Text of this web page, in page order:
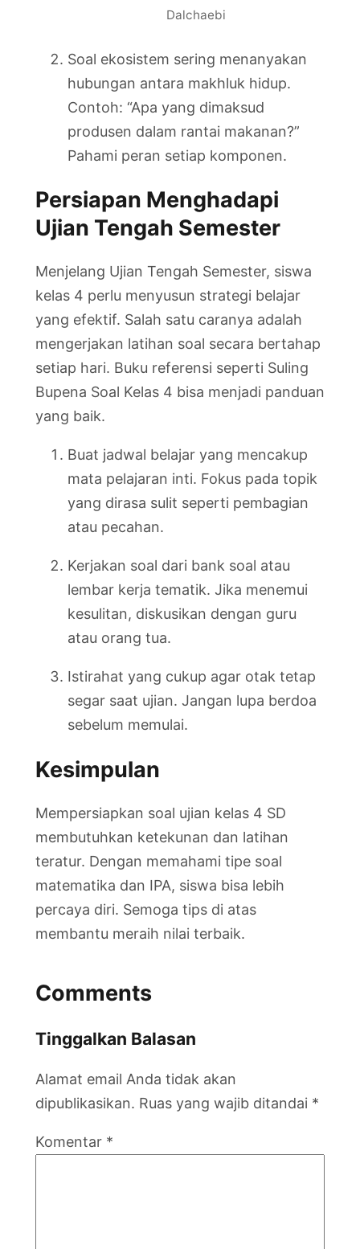
Dalchaebi
Soal ekosistem sering menanyakan
hubungan antara makhluk hidup.
Contoh: “Apa yang dimaksud
produsen dalam rantai makanan?”
Pahami peran setiap komponen.
Persiapan Menghadapi
Ujian Tengah Semester
Menjelang Ujian Tengah Semester, siswa
kelas 4 perlu menyusun strategi belajar
yang efektif. Salah satu caranya adalah
mengerjakan latihan soal secara bertahap
setiap hari. Buku referensi seperti Suling
Bupena Soal Kelas 4 bisa menjadi panduan
yang baik.
Buat jadwal belajar yang mencakup
mata pelajaran inti. Fokus pada topik
yang dirasa sulit seperti pembagian
atau pecahan.
Kerjakan soal dari bank soal atau
lembar kerja tematik. Jika menemui
kesulitan, diskusikan dengan guru
atau orang tua.
Istirahat yang cukup agar otak tetap
segar saat ujian. Jangan lupa berdoa
sebelum memulai.
Kesimpulan
Mempersiapkan soal ujian kelas 4 SD
membutuhkan ketekunan dan latihan
teratur. Dengan memahami tipe soal
matematika dan IPA, siswa bisa lebih
percaya diri. Semoga tips di atas
membantu meraih nilai terbaik.
Comments
Tinggalkan Balasan
Alamat email Anda tidak akan
dipublikasikan. Ruas yang wajib ditandai *
Komentar *